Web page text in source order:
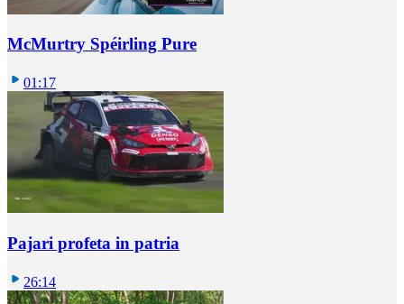
McMurtry Spéirling Pure
01:17
Pajari profeta in patria
26:14